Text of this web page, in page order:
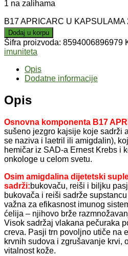
1 na zalihama
B17 APRICARC U KAPSULAMA
Dodaj u korpu
Šifra proizvoda: 8594006896979
imuniteta
Opis
Dodatne informacije
Opis
Osnovna komponenta B17
sušeno jezgro kajsije koje sadrži
se naziva i laetril ili amigdalin),
hemičar iz SAD-a Ernest Krebs i
onkologe u celom svetu.
Osim amigdalina dijetetski
sadrži:bukovaču, reiši i biljku
bukovača i reiši sadrže
važna za efikasnost imunog
ćelija – njihovo brže
Visok sadržaj vlakana pečuraka
creva. Pasji trn povoljno utiče na
krvnih sudova i zgrušavanje krvi,
vitalnost kože.